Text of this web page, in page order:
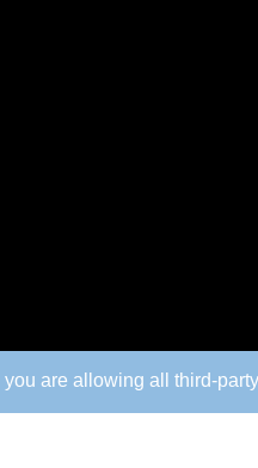
you are allowing all third-